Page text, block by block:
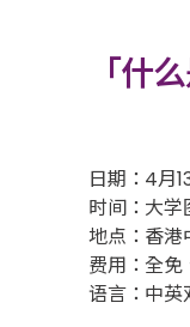
「什
日期：4月
时间：大学
地点：香港
费用：全
语言：中英